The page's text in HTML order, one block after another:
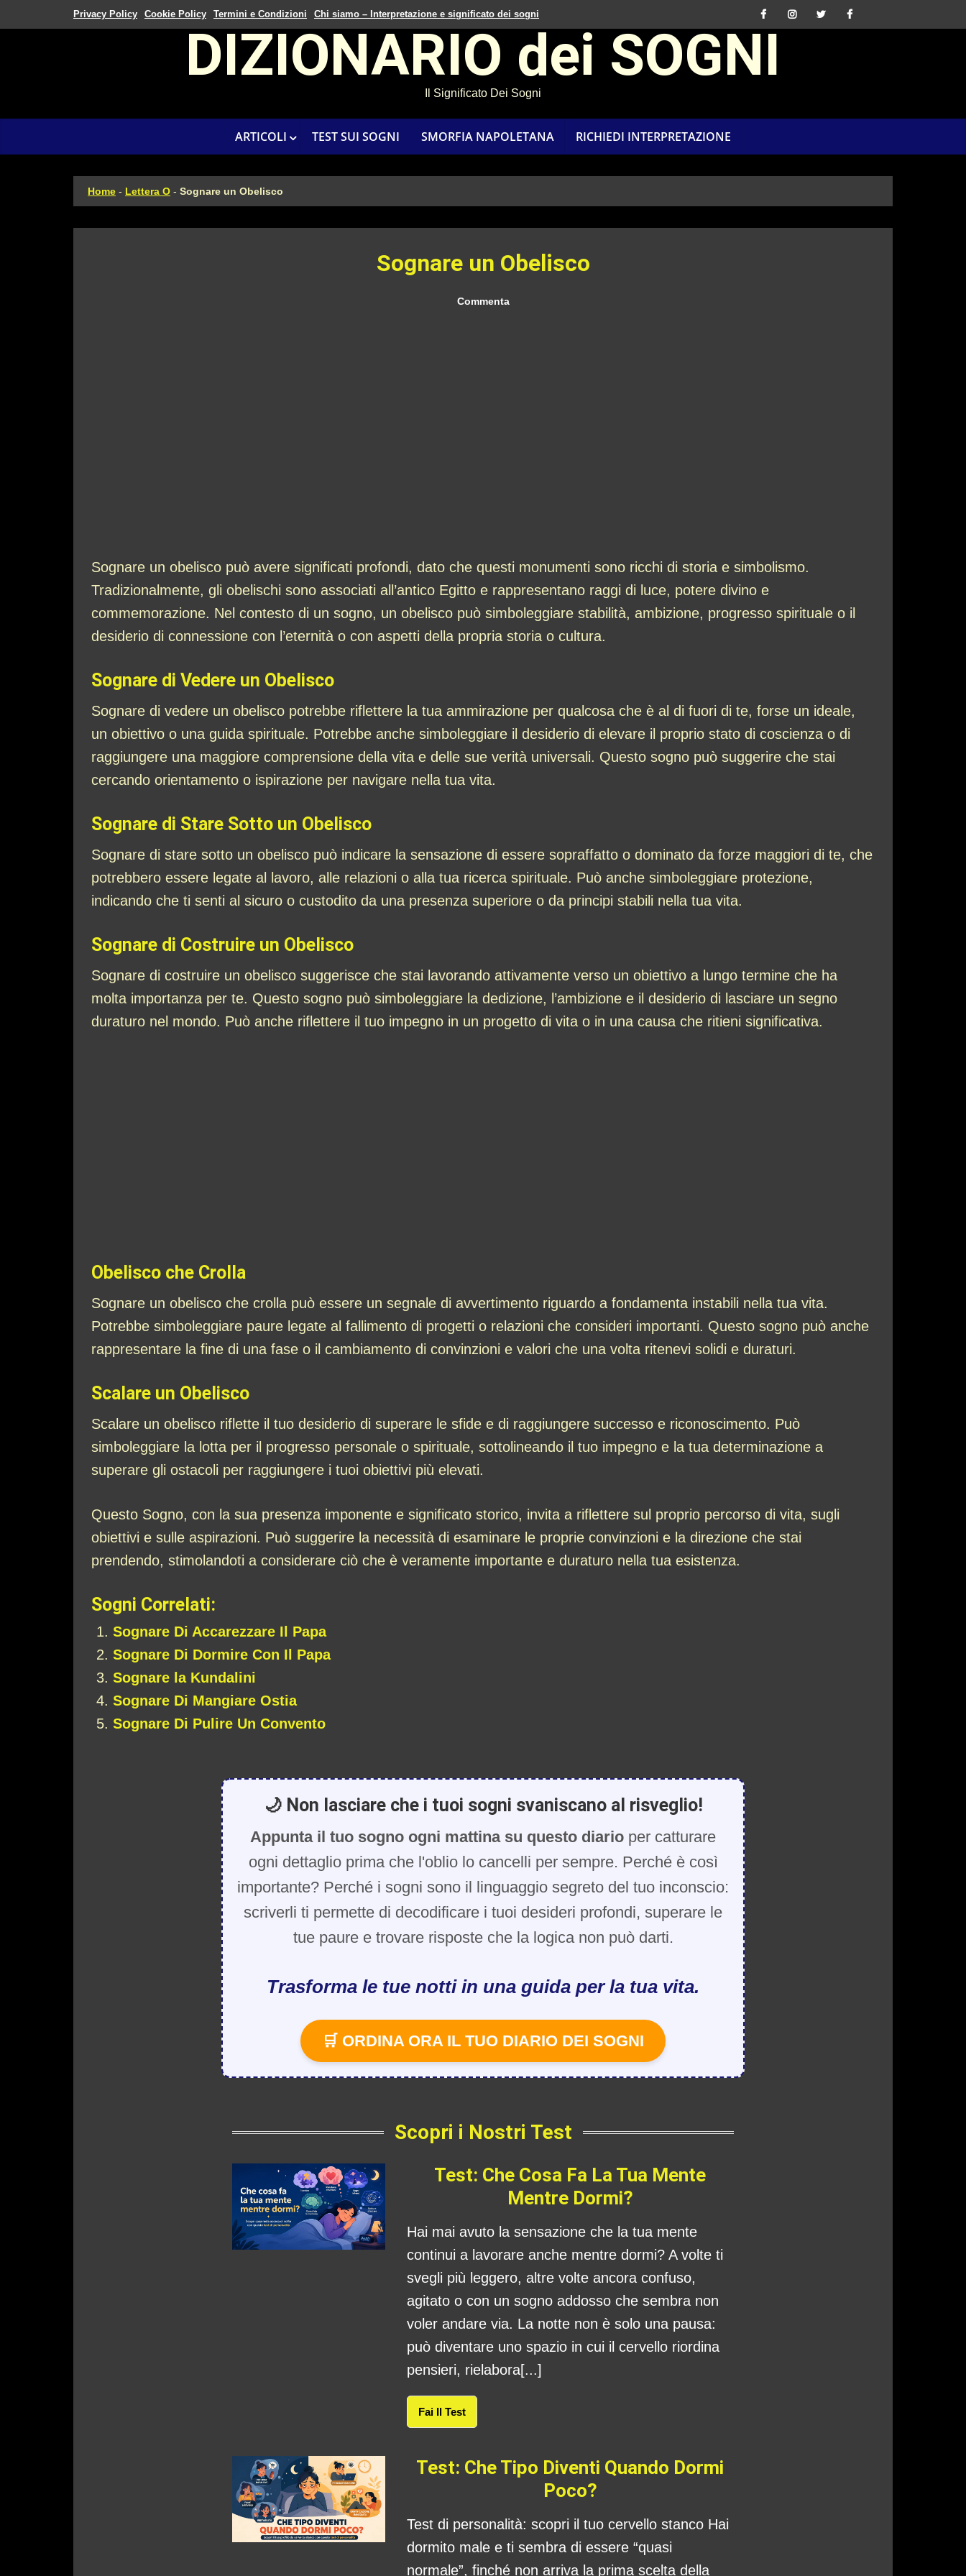
Privacy Policy Cookie Policy Termini e Condizioni Chi siamo – Interpretazione e significato dei sogni
DIZIONARIO dei SOGNI
Il Significato Dei Sogni
ARTICOLI TEST SUI SOGNI SMORFIA NAPOLETANA RICHIEDI INTERPRETAZIONE
Home - Lettera O - Sognare un Obelisco
Sognare un Obelisco
Commenta
Sognare un obelisco può avere significati profondi, dato che questi monumenti sono ricchi di storia e simbolismo.
Tradizionalmente, gli obelischi sono associati all’antico Egitto e rappresentano raggi di luce, potere divino e
commemorazione. Nel contesto di un sogno, un obelisco può simboleggiare stabilità, ambizione, progresso spirituale o il
desiderio di connessione con l’eternità o con aspetti della propria storia o cultura.
Sognare di Vedere un Obelisco
Sognare di vedere un obelisco potrebbe riflettere la tua ammirazione per qualcosa che è al di fuori di te, forse un ideale,
un obiettivo o una guida spirituale. Potrebbe anche simboleggiare il desiderio di elevare il proprio stato di coscienza o di
raggiungere una maggiore comprensione della vita e delle sue verità universali. Questo sogno può suggerire che stai
cercando orientamento o ispirazione per navigare nella tua vita.
Sognare di Stare Sotto un Obelisco
Sognare di stare sotto un obelisco può indicare la sensazione di essere sopraffatto o dominato da forze maggiori di te, che
potrebbero essere legate al lavoro, alle relazioni o alla tua ricerca spirituale. Può anche simboleggiare protezione,
indicando che ti senti al sicuro o custodito da una presenza superiore o da principi stabili nella tua vita.
Sognare di Costruire un Obelisco
Sognare di costruire un obelisco suggerisce che stai lavorando attivamente verso un obiettivo a lungo termine che ha
molta importanza per te. Questo sogno può simboleggiare la dedizione, l’ambizione e il desiderio di lasciare un segno
duraturo nel mondo. Può anche riflettere il tuo impegno in un progetto di vita o in una causa che ritieni significativa.
Obelisco che Crolla
Sognare un obelisco che crolla può essere un segnale di avvertimento riguardo a fondamenta instabili nella tua vita.
Potrebbe simboleggiare paure legate al fallimento di progetti o relazioni che consideri importanti. Questo sogno può anche
rappresentare la fine di una fase o il cambiamento di convinzioni e valori che una volta ritenevi solidi e duraturi.
Scalare un Obelisco
Scalare un obelisco riflette il tuo desiderio di superare le sfide e di raggiungere successo e riconoscimento. Può
simboleggiare la lotta per il progresso personale o spirituale, sottolineando il tuo impegno e la tua determinazione a
superare gli ostacoli per raggiungere i tuoi obiettivi più elevati.
Questo Sogno, con la sua presenza imponente e significato storico, invita a riflettere sul proprio percorso di vita, sugli
obiettivi e sulle aspirazioni. Può suggerire la necessità di esaminare le proprie convinzioni e la direzione che stai
prendendo, stimolandoti a considerare ciò che è veramente importante e duraturo nella tua esistenza.
Sogni Correlati:
Sognare Di Accarezzare Il Papa
Sognare Di Dormire Con Il Papa
Sognare la Kundalini
Sognare Di Mangiare Ostia
Sognare Di Pulire Un Convento
🌙 Non lasciare che i tuoi sogni svaniscano al risveglio!
Appunta il tuo sogno ogni mattina su questo diario per catturare
ogni dettaglio prima che l'oblio lo cancelli per sempre. Perché è così
importante? Perché i sogni sono il linguaggio segreto del tuo inconscio:
scriverli ti permette di decodificare i tuoi desideri profondi, superare le
tue paure e trovare risposte che la logica non può darti.
Trasforma le tue notti in una guida per la tua vita.
🛒 ORDINA ORA IL TUO DIARIO DEI SOGNI
Scopri i Nostri Test
Test: Che Cosa Fa La Tua Mente
Mentre Dormi?
Hai mai avuto la sensazione che la tua mente
continui a lavorare anche mentre dormi? A volte ti
svegli più leggero, altre volte ancora confuso,
agitato o con un sogno addosso che sembra non
voler andare via. La notte non è solo una pausa:
può diventare uno spazio in cui il cervello riordina
pensieri, rielabora[...]
Fai Il Test
Test: Che Tipo Diventi Quando Dormi
Poco?
Test di personalità: scopri il tuo cervello stanco Hai
dormito male e ti sembra di essere “quasi
normale”, finché non arriva la prima scelta della